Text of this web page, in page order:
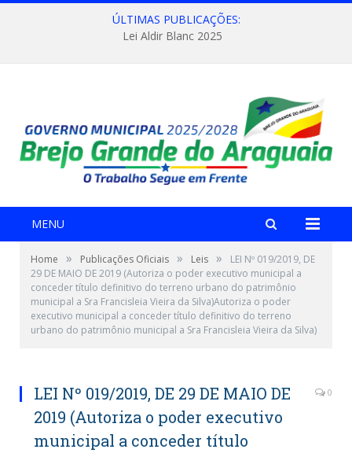
ÚLTIMAS PUBLICAÇÕES:
Lei Aldir Blanc 2025
MENU
Home » Publicações Oficiais » Leis »
LEI Nº 019/2019, DE
29 DE MAIO DE 2019 (Autoriza o poder executivo municipal a
conceder título definitivo do terreno urbano do patrimônio
municipal a Sra Francisleia Vieira da Silva)Autoriza o poder
executivo municipal a conceder título definitivo do terreno
urbano do patrimônio municipal a Sra Francisleia Vieira da Silva)
LEI Nº 019/2019, DE 29 DE MAIO DE
2019 (Autoriza o poder executivo
municipal a conceder título
0